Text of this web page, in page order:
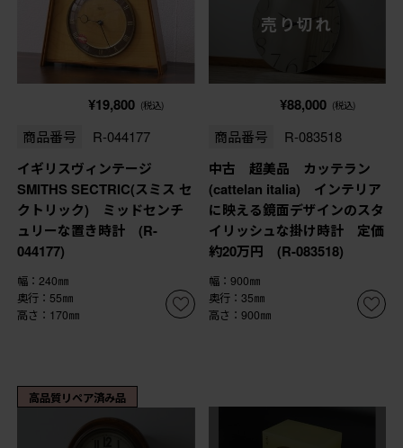
¥19,800 (税込)
商品番号 R-044177
イギリスヴィンテージ
SMITHS SECTRIC(スミス セ
クトリック) ミッドセンチ
ュリーな置き時計 (R-
044177)
幅：240㎜
奥行：55㎜
高さ：170㎜
売り切れ
¥88,000 (税込)
商品番号 R-083518
中古 超美品 カッテラン
(cattelan italia) インテリア
に映える鏡面デザインのスタ
イリッシュな掛け時計 定価
約20万円 (R-083518)
幅：900㎜
奥行：35㎜
高さ：900㎜
高品質リペア済み品